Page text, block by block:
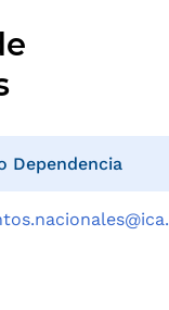
Dependencia